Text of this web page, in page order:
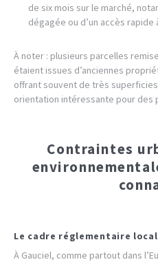
de six mois sur le marché,
dégagée ou d’un accès rapide
À noter : plusieurs parcelles
étaient issues d’anciennes
offrant souvent de très superficies
orientation intéressante pour des
Contraintes
Le cadre réglementaire local
À Gauciel, comme partout dans